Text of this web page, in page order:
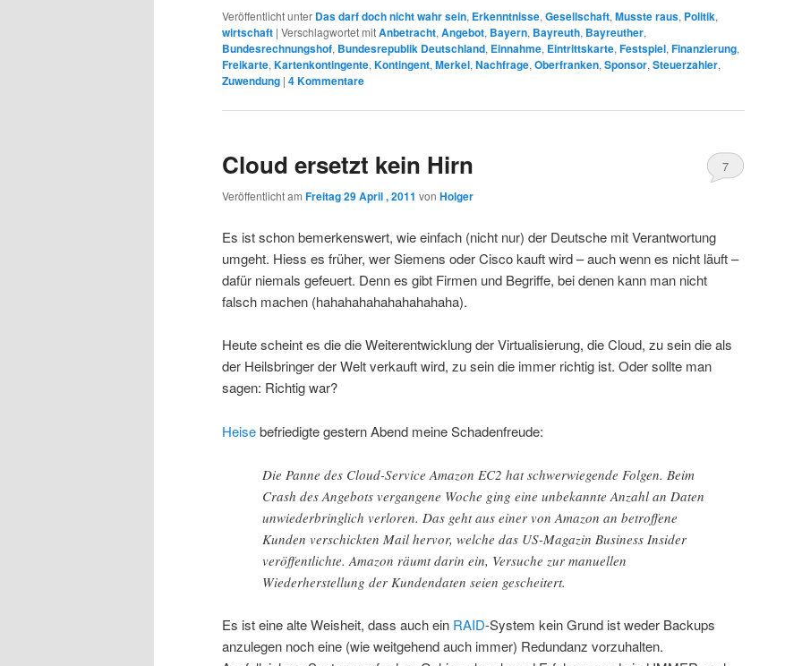
Veröffentlicht unter Das darf doch nicht wahr sein, Erkenntnisse, Gesellschaft, Musste raus, Politik,
wirtschaft | Verschlagwortet mitAnbetracht, Angebot, Bayern, Bayreuth, Bayreuther,
Bundesrechnungshof, Bundesrepublik Deutschland, Einnahme, Eintrittskarte, Festspiel, Finanzierung,
Freikarte, Kartenkontingente, Kontingent, Merkel, Nachfrage, Oberfranken, Sponsor, Steuerzahler,
Zuwendung | 4Kommentare
Cloud ersetzt kein Hirn
Veröffentlicht am Freitag 29 April , 2011 von Holger
7
Es ist schon bemerkenswert, wie einfach (nicht nur) der Deutsche mit Verantwortung
umgeht. Hiess es früher, wer Siemens oder Cisco kauft wird – auch wenn es nicht läuft –
dafür niemals gefeuert. Denn es gibt Firmen und Begriffe, bei denen kann man nicht
falsch machen (hahahahahahahahahaha).
Heute scheint es die die Weiterentwicklung der Virtualisierung, die Cloud, zu sein die als
der Heilsbringer der Welt verkauft wird, zu sein die immer richtig ist. Oder sollte man
sagen: Richtig war?
Heisebefriedigte gestern Abend meine Schadenfreude:
Die Panne des Cloud-Service Amazon EC2 hat schwerwiegende Folgen. Beim
Crash des Angebots vergangene Woche ging eine unbekannte Anzahl an Daten
unwiederbringlich verloren. Das geht aus einer von Amazon an betroffene
Kunden verschickten Mail hervor, welche das US-Magazin Business Insider
veröffentlichte. Amazon räumt darin ein, Versuche zur manuellen
Wiederherstellung der Kundendaten seien gescheitert.
Es ist eine alte Weisheit, dass auch ein RAID-System kein Grund ist weder Backups
anzulegen noch eine (wie weitgehend auch immer) Redundanz vorzuhalten.